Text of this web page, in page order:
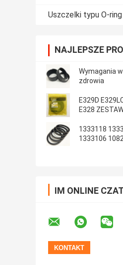
Uszczelki typu O-ring
NAJLEPSZE
Wymagania
zdrowia
E329D
E328
1333118
1333106
IM ONLINE